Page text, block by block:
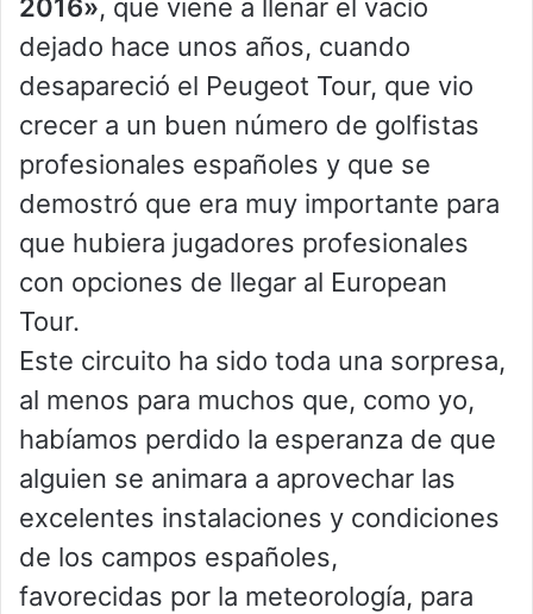
2016», que viene a llenar el vacío
dejado hace unos años, cuando
desapareció el Peugeot Tour, que vio
crecer a un buen número de golfistas
profesionales españoles y que se
demostró que era muy importante para
que hubiera jugadores profesionales
con opciones de llegar al European
Tour.
Este circuito ha sido toda una sorpresa,
al menos para muchos que, como yo,
habíamos perdido la esperanza de que
alguien se animara a aprovechar las
excelentes instalaciones y condiciones
de los campos españoles,
favorecidas por la meteorología, para